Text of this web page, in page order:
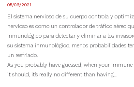
05/09/2021
El sistema nervioso de su cuerpo controla y
nervioso es como un controlador de tráfico aéreo
inmunológico para detectar y eliminar a los
su sistema inmunológico, menos probabilidades
un resfriado.
As you probably have guessed, when your
it should, it’s really no different than having…